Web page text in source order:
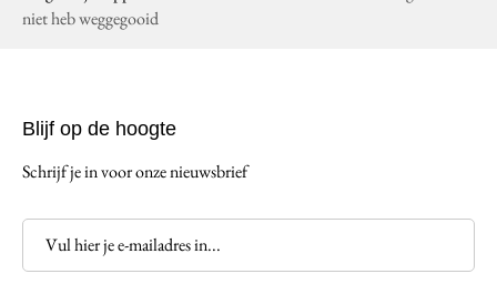
niet heb weggegooid
Blijf op de hoogte
Schrijf je in voor onze nieuwsbrief